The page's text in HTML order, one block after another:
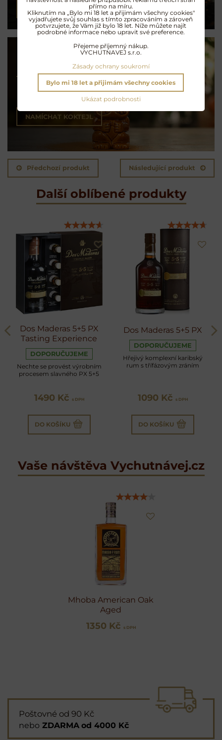
PŘEČÍST ČLÁNEK
Koktejly na rumu
Exotické opojení
NAMÍCHAT KOKTEJL
Předchozí produkt Následující produkt
Další oblíbené produkty
Dos Maderas 5+5 PX
Tasting Experience
DOPORUČUJEME
Nechte se provést výrobním
procesem slavného PX 5+5
1490 Kč s DPH
DO KOŠÍKU
Dos Maderas 5+5 PX
DOPORUČUJEME
Hřejivý komplexní karibský
rum s třífázovým zráním
1090 Kč s DPH
DO KOŠÍKU
Vaše návštěva Vychutnávej.cz
Mhoba American Oak
Aged
1350 Kč s DPH
Poštovné od 90 Kč
nebo ZDARMA od 4000 Kč
přímo na míru.
Kliknutím na „Bylo mi 18 let a přijimám všechny cookies"
vyjadřujete svůj souhlas s tímto zpracováním a zároveň
potvrzujete, že Vám již bylo 18 let. Níže můžete najít
podrobné informace nebo upravit své preference.
Přejeme příjemný nákup.
VYCHUTNAVEJ s.r.o.
Zásady ochrany soukromí
Ukázat podrobnosti
Bylo mi 18 let a přijimám všechny cookies